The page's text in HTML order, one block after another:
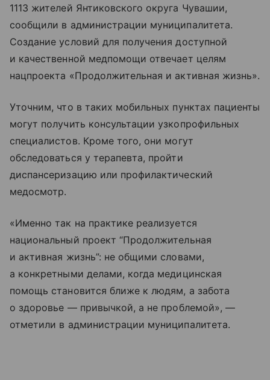
1113 жителей Янтиковского округа Чувашии,
сообщили в администрации муниципалитета.
Создание условий для получения доступной
и качественной медпомощи отвечает целям
нацпроекта «Продолжительная и активная жизнь».
Уточним, что в таких мобильных пунктах пациенты
могут получить консультации узкопрофильных
специалистов. Кроме того, они могут
обследоваться у терапевта, пройти
диспансеризацию или профилактический
медосмотр.
«Именно так на практике реализуется
национальный проект “Продолжительная
и активная жизнь”: не общими словами,
а конкретными делами, когда медицинская
помощь становится ближе к людям, а забота
о здоровье — привычкой, а не проблемой», —
отметили в администрации муниципалитета.